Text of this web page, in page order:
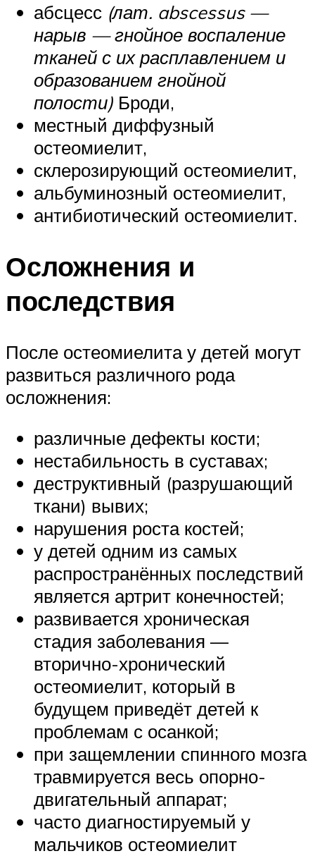
абсцесс (лат. abscessus —
нарыв — гнойное воспаление
тканей с их расплавлением и
образованием гнойной
полости) Броди,
местный диффузный
остеомиелит,
склерозирующий остеомиелит,
альбуминозный остеомиелит,
антибиотический остеомиелит.
Осложнения и
последствия
После остеомиелита у детей могут
развиться различного рода
осложнения:
различные дефекты кости;
нестабильность в суставах;
деструктивный (разрушающий
ткани) вывих;
нарушения роста костей;
у детей одним из самых
распространённых последствий
является артрит конечностей;
развивается хроническая
стадия заболевания —
вторично-хронический
остеомиелит, который в
будущем приведёт детей к
проблемам с осанкой;
при защемлении спинного мозга
травмируется весь опорно-
двигательный аппарат;
часто диагностируемый у
мальчиков остеомиелит